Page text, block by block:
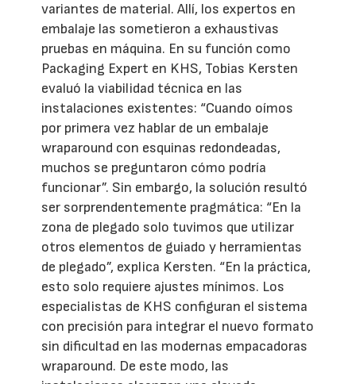
variantes de material. Allí, los expertos en
embalaje las sometieron a exhaustivas
pruebas en máquina. En su función como
Packaging Expert en KHS, Tobias Kersten
evaluó la viabilidad técnica en las
instalaciones existentes: “Cuando oímos
por primera vez hablar de un embalaje
wraparound con esquinas redondeadas,
muchos se preguntaron cómo podría
funcionar”. Sin embargo, la solución resultó
ser sorprendentemente pragmática: “En la
zona de plegado solo tuvimos que utilizar
otros elementos de guiado y herramientas
de plegado”, explica Kersten. “En la práctica,
esto solo requiere ajustes mínimos. Los
especialistas de KHS configuran el sistema
con precisión para integrar el nuevo formato
sin dificultad en las modernas empacadoras
wraparound. De este modo, las